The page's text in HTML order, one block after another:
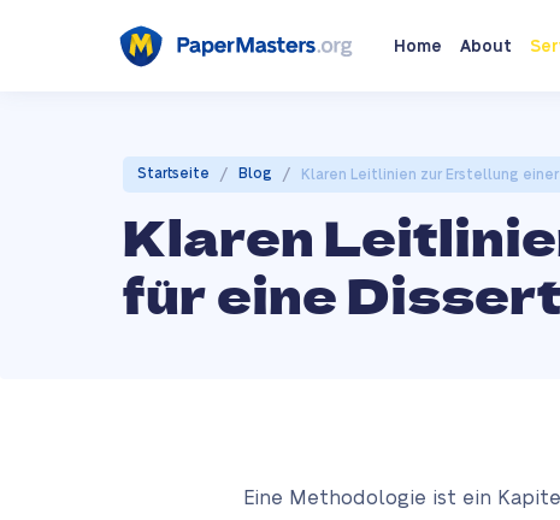
Home About
Startseite / Blog / Klaren Leitlinien zur Erstellung
Klaren
für eine
Eine Methodologie ist ein